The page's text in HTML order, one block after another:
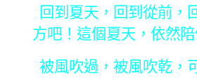
回到夏天，回到從前，
方吧！這個夏天，依然陪
被風吹過，被風吹乾，